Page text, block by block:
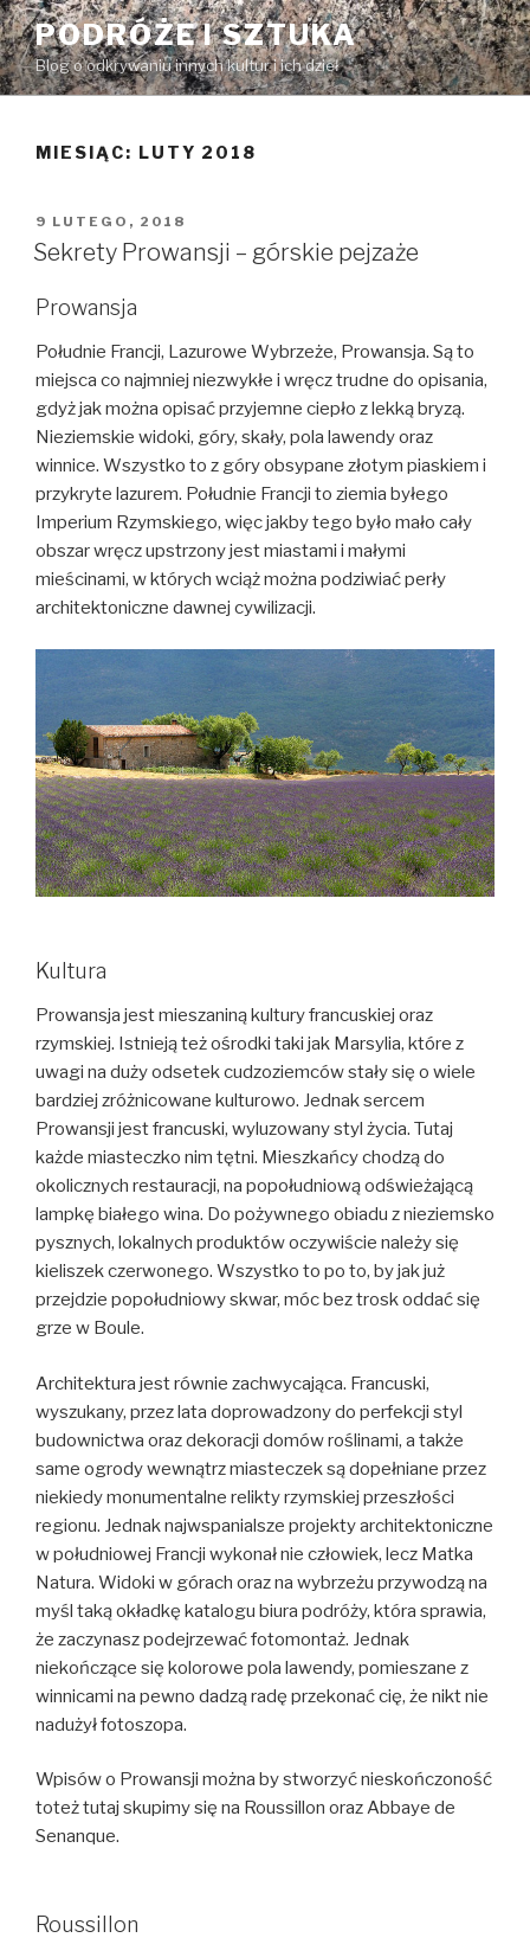
Przeskocz
do
treści
PODRÓŻE I SZTUKA
Blog o odkrywaniu innych kultur i ich dzieł
MIESIĄC: LUTY 2018
OPUBLIKOWANE
W
9 LUTEGO, 2018
Sekrety Prowansji – górskie pejzaże
Prowansja
Południe Francji, Lazurowe Wybrzeże, Prowansja. Są to
miejsca co najmniej niezwykłe i wręcz trudne do opisania,
gdyż jak można opisać przyjemne ciepło z lekką bryzą.
Nieziemskie widoki, góry, skały, pola lawendy oraz
winnice. Wszystko to z góry obsypane złotym piaskiem i
przykryte lazurem. Południe Francji to ziemia byłego
Imperium Rzymskiego, więc jakby tego było mało cały
obszar wręcz upstrzony jest miastami i małymi
mieścinami, w których wciąż można podziwiać perły
architektoniczne dawnej cywilizacji.
Kultura
Prowansja jest mieszaniną kultury francuskiej oraz
rzymskiej. Istnieją też ośrodki taki jak Marsylia, które z
uwagi na duży odsetek cudzoziemców stały się o wiele
bardziej zróżnicowane kulturowo. Jednak sercem
Prowansji jest francuski, wyluzowany styl życia. Tutaj
każde miasteczko nim tętni. Mieszkańcy chodzą do
okolicznych restauracji, na popołudniową odświeżającą
lampkę białego wina. Do pożywnego obiadu z nieziemsko
pysznych, lokalnych produktów oczywiście należy się
kieliszek czerwonego. Wszystko to po to, by jak już
przejdzie popołudniowy skwar, móc bez trosk oddać się
grze w Boule.
Architektura jest równie zachwycająca. Francuski,
wyszukany, przez lata doprowadzony do perfekcji styl
budownictwa oraz dekoracji domów roślinami, a także
same ogrody wewnątrz miasteczek są dopełniane przez
niekiedy monumentalne relikty rzymskiej przeszłości
regionu. Jednak najwspanialsze projekty architektoniczne
w południowej Francji wykonał nie człowiek, lecz Matka
Natura. Widoki w górach oraz na wybrzeżu przywodzą na
myśl taką okładkę katalogu biura podróży, która sprawia,
że zaczynasz podejrzewać fotomontaż. Jednak
niekończące się kolorowe pola lawendy, pomieszane z
winnicami na pewno dadzą radę przekonać cię, że nikt nie
nadużył fotoszopa.
Wpisów o Prowansji można by stworzyć nieskończoność
toteż tutaj skupimy się na Roussillon oraz Abbaye de
Senanque.
Roussillon